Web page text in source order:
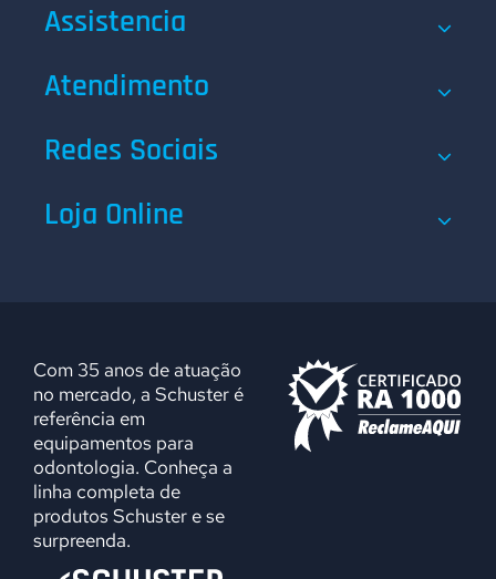
Assistencia
Atendimento
Redes Sociais
Loja Online
Com 35 anos de atuação
no mercado, a Schuster é
referência em
equipamentos para
odontologia. Conheça a
linha completa de
produtos Schuster e se
surpreenda.